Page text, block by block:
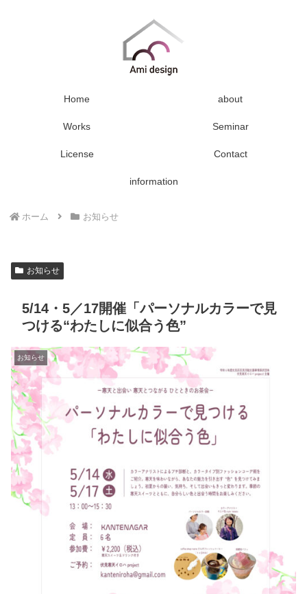
Home about
Works Seminar
License Contact
information
ホーム お知らせ
お知らせ
5/14・5／17開催「パーソナルカラーで見
つける“わたしに似合う色”
お知らせ